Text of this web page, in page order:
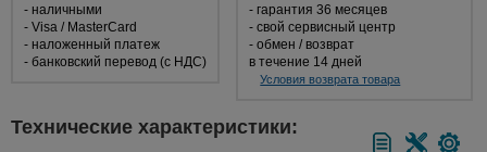
- наличными
- Visa / MasterCard
- наложенный платеж
- банковский перевод (с НДС)
- гарантия 36 месяцев
- свой сервисный центр
- обмен / возврат
в течение 14 дней
Условия возврата товара
Технические характеристики: